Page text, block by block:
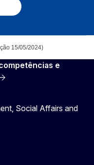
15/05/2024)
e
Social Affairs and